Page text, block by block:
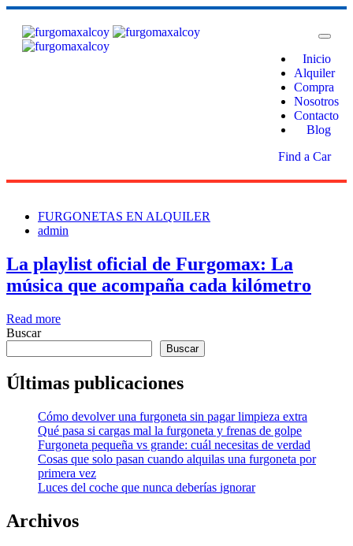
Inicio
Alquiler
Compra
Nosotros
Contacto
Blog
Find a Car
FURGONETAS EN ALQUILER
admin
La playlist oficial de Furgomax: La
música que acompaña cada kilómetro
Read more
Buscar
Buscar
Últimas publicaciones
Cómo devolver una furgoneta sin pagar limpieza extra
Qué pasa si cargas mal la furgoneta y frenas de golpe
Furgoneta pequeña vs grande: cuál necesitas de verdad
Cosas que solo pasan cuando alquilas una furgoneta por
primera vez
Luces del coche que nunca deberías ignorar
Archivos